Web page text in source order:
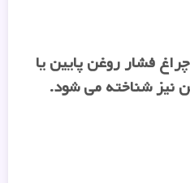
فشار روغن پایین یا
نیز شناخته می شود.